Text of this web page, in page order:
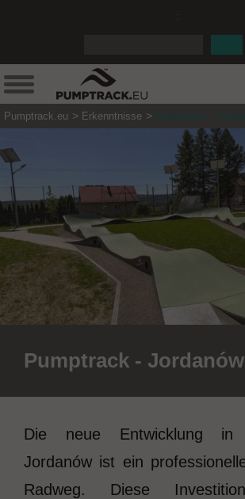
Pumptrack.eu Erkenntnisse Pumptrack -
Pumptrack - Jordanów
Die neue Entwicklung
Jordanów ist ein
Radweg. Diese